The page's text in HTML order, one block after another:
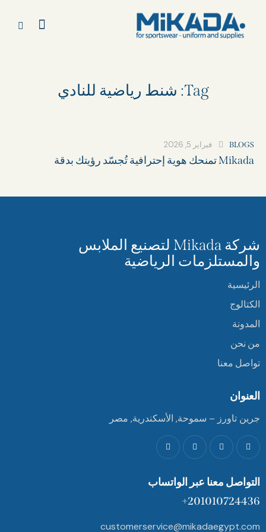
Tag: شنط رياضية للنادي​
BLOGS فبراير 5, 2026
Mikada تمنحك هوية إحترافية تُجسّد رؤيتك بدقة
شركة Mikada لتصنيع الملابس
والمستلزمات الرياضية
الرئيسية
الكتالوج
المدونة
من نحن
تواصل معنا
العنوان
جرين تاورز – سموحة, الأسكندرية, مصر
التواصل معنا عبر الواتساب
201010724436+
customerservice@mikadaegypt.com